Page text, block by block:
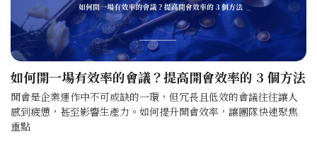
如何開一場有效率的會議？提高開會效率的 3 個方法
開會是企業運作中不可或缺的一環，但冗長且低效的會議往往讓人
感到疲憊，甚至影響生產力。如何提升開會效率，讓團隊快速聚焦
重點